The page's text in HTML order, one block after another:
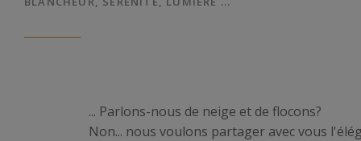
... Parlons-nous de neige et de flocons?
Non... nous voulons partager avec vous